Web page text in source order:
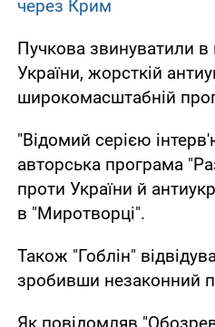
через Крим
Пучкова звинуватили в
України, жорсткій
широкомасштабній
"Відомий серією
авторська програма
проти України й
в "Миротворці".
Також "Гоблін"
зробивши незаконний